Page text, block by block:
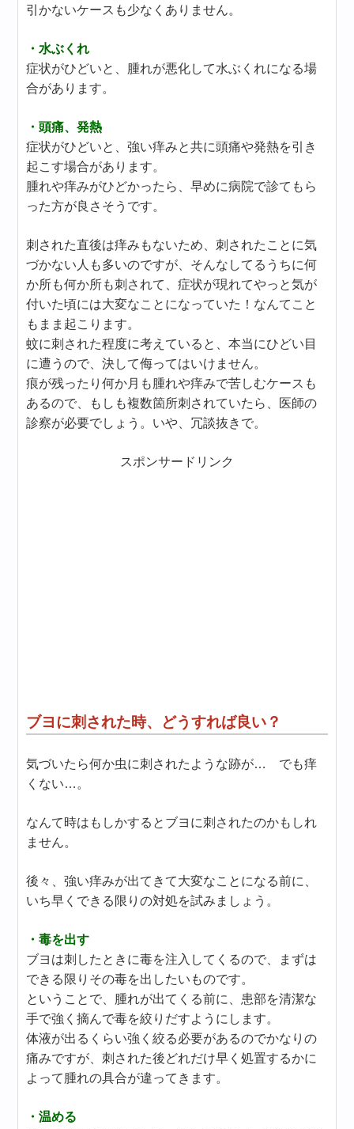
引かないケースも少なくありません。
・水ぶくれ
症状がひどいと、腫れが悪化して水ぶくれになる場
合があります。
・頭痛、発熱
症状がひどいと、強い痒みと共に頭痛や発熱を引き
起こす場合があります。
腫れや痒みがひどかったら、早めに病院で診てもら
った方が良さそうです。
刺された直後は痒みもないため、刺されたことに気
づかない人も多いのですが、そんなしてるうちに何
か所も何か所も刺されて、症状が現れてやっと気が
付いた頃には大変なことになっていた！なんてこと
もまま起こります。
蚊に刺された程度に考えていると、本当にひどい目
に遭うので、決して侮ってはいけません。
痕が残ったり何か月も腫れや痒みで苦しむケースも
あるので、もしも複数箇所刺されていたら、医師の
診察が必要でしょう。いや、冗談抜きで。
スポンサードリンク
ブヨに刺された時、どうすれば良い？
気づいたら何か虫に刺されたような跡が… でも痒
くない…。
なんて時はもしかするとブヨに刺されたのかもしれ
ません。
後々、強い痒みが出てきて大変なことになる前に、
いち早くできる限りの対処を試みましょう。
・毒を出す
ブヨは刺したときに毒を注入してくるので、まずは
できる限りその毒を出したいものです。
ということで、腫れが出てくる前に、患部を清潔な
手で強く摘んで毒を絞りだすようにします。
体液が出るくらい強く絞る必要があるのでかなりの
痛みですが、刺された後どれだけ早く処置するかに
よって腫れの具合が違ってきます。
・温める